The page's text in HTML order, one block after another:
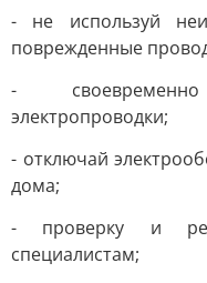
- не используй
поврежденные
-
электропроводки;
- отключай
дома;
- проверку и
специалистам;